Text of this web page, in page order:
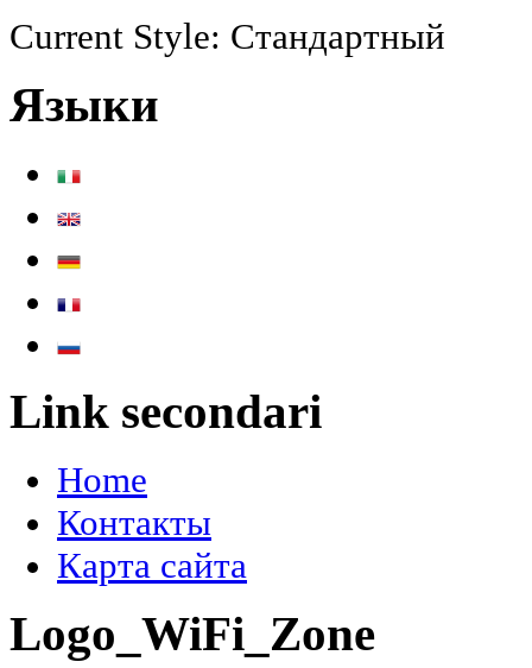
Current Style: Стандартный
Языки
Link secondari
Home
Контакты
Карта сайта
Logo_WiFi_Zone